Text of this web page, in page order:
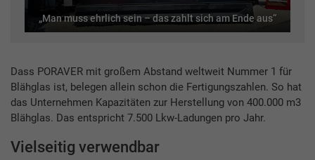
„Man muss ehrlich sein – das zahlt sich am Ende aus“
Dass PORAVER mit großem Abstand weltweit Nummer 1 für
Blähglas ist, belegen allein schon die Fertigungszahlen. So hat
das Unternehmen Kapazitäten zur Herstellung von 400.000 m3
Blähglas. Das entspricht 7.500 Lkw-Ladungen pro Jahr.
Vielseitig verwendbar